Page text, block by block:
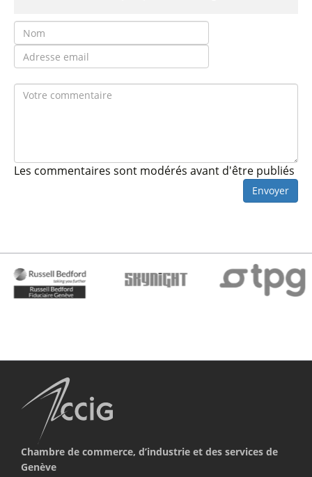
Les commentaires sont modérés avant d'être publiés
Envoyer
Chambre de commerce, d’industrie et des services de
Genève